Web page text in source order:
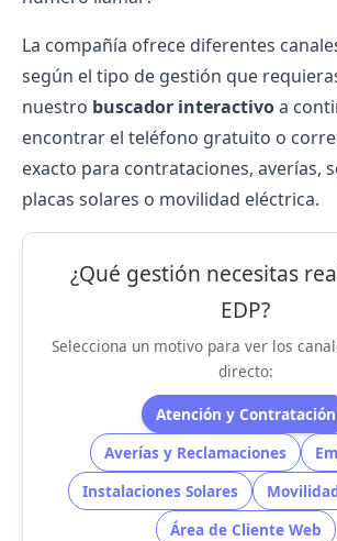
La compañía ofrece diferentes
según el tipo de gestión que
nuestro buscador interactivoa
encontrar el teléfono gratuito o
exacto para contrataciones, averías,
placas solares o movilidad eléctrica.
¿Qué gestión necesitas
EDP?
Selecciona un motivo para ver los
directo:
Atención y Contratación
Averías y Reclamaciones
Instalaciones Solares
Área de Cliente Web